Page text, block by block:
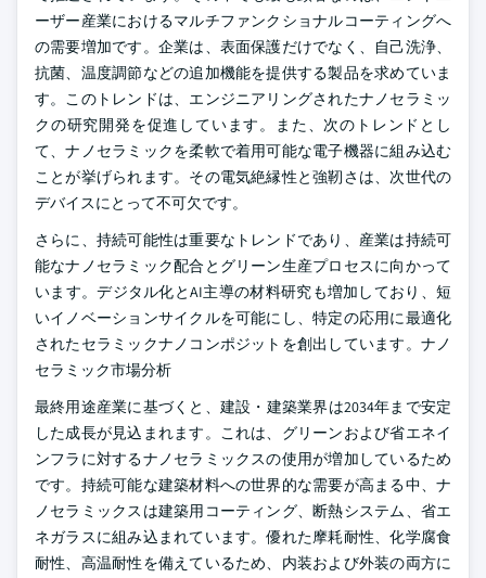
ーザー産業におけるマルチファンクショナルコーティングへ
の需要増加です。企業は、表面保護だけでなく、自己洗浄、
抗菌、温度調節などの追加機能を提供する製品を求めていま
す。このトレンドは、エンジニアリングされたナノセラミッ
クの研究開発を促進しています。また、次のトレンドとし
て、ナノセラミックを柔軟で着用可能な電子機器に組み込む
ことが挙げられます。その電気絶縁性と強靭さは、次世代の
デバイスにとって不可欠です。
さらに、持続可能性は重要なトレンドであり、産業は持続可
能なナノセラミック配合とグリーン生産プロセスに向かって
います。デジタル化とAI主導の材料研究も増加しており、短
いイノベーションサイクルを可能にし、特定の応用に最適化
されたセラミックナノコンポジットを創出しています。ナノ
セラミック市場分析
最終用途産業に基づくと、建設・建築業界は2034年まで安定
した成長が見込まれます。これは、グリーンおよび省エネイ
ンフラに対するナノセラミックスの使用が増加しているため
です。持続可能な建築材料への世界的な需要が高まる中、ナ
ノセラミックスは建築用コーティング、断熱システム、省エ
ネガラスに組み込まれています。優れた摩耗耐性、化学腐食
耐性、高温耐性を備えているため、内装および外装の両方に